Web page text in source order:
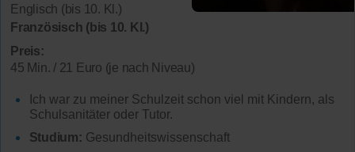
Englisch (bis 10. Kl.)
Französisch (bis 10. Kl.)
Preis:
45 Min. / 21 Euro (je nach Niveau)
Ich war zu meiner Schulzeit schon viel mit Kindern, als
Schulsanitäter oder Tutor.
Studium: Gesundheitswissenschaft